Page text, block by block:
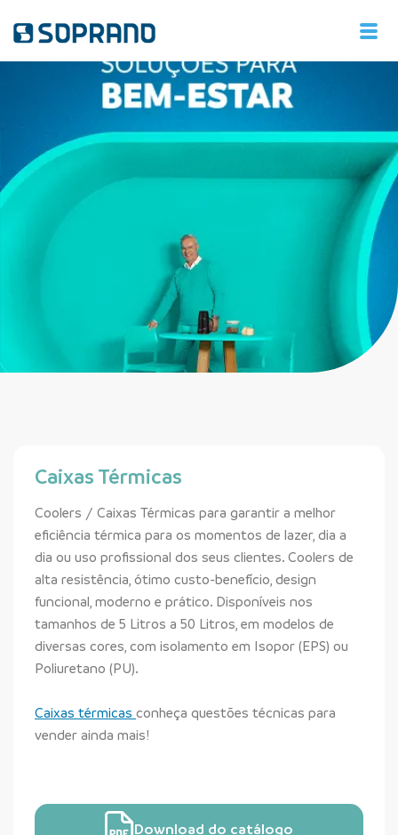
Caixas Térmicas
Coolers / Caixas Térmicas para garantir a melhor
eficiência térmica para os momentos de lazer, dia a
dia ou uso profissional dos seus clientes. Coolers de
alta resistência, ótimo custo-benefício, design
funcional, moderno e prático. Disponíveis nos
tamanhos de 5 Litros a 50 Litros, em modelos de
diversas cores, com isolamento em Isopor (EPS) ou
Poliuretano (PU).
Caixas térmicas conheça questões técnicas para
vender ainda mais!
Download do catálogo